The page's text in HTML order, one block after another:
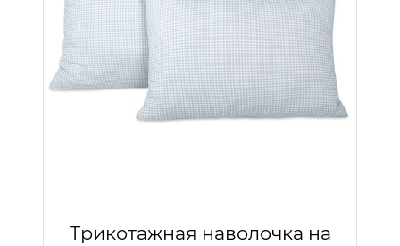
Трикотажная наволочка на